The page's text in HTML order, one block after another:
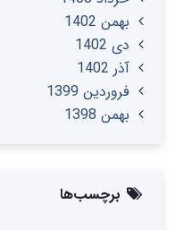
بهمن 1402
دی 1402
آذر 1402
فروردین 1399
بهمن 1398
برچسب‌ها